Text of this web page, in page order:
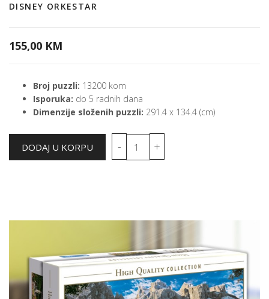
DISNEY ORKESTAR
155,00 KM
Broj puzzli: 13200 kom
Isporuka: do 5 radnih dana
Dimenzije složenih puzzli: 291.4 x 134.4 (cm)